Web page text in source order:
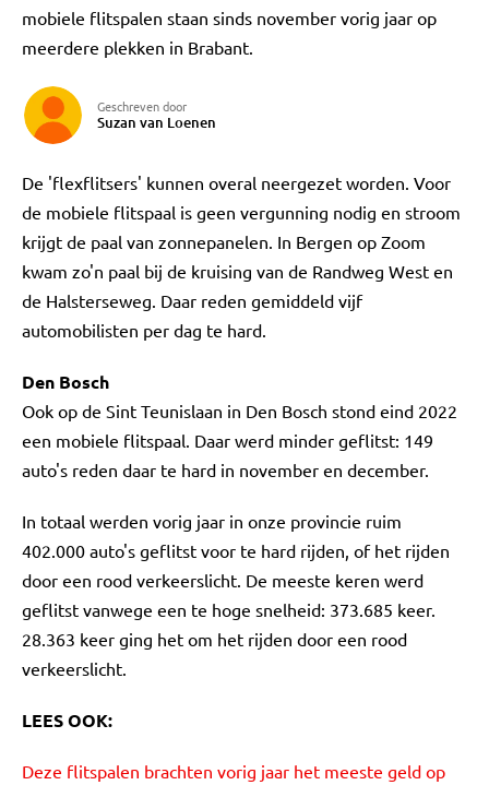
mobiele flitspalen staan sinds november vorig jaar op
meerdere plekken in Brabant.
Geschreven door
Suzan van Loenen
De 'flexflitsers' kunnen overal neergezet worden. Voor
de mobiele flitspaal is geen vergunning nodig en stroom
krijgt de paal van zonnepanelen. In Bergen op Zoom
kwam zo'n paal bij de kruising van de Randweg West en
de Halsterseweg. Daar reden gemiddeld vijf
automobilisten per dag te hard.
Den Bosch
Ook op de Sint Teunislaan in Den Bosch stond eind 2022
een mobiele flitspaal. Daar werd minder geflitst: 149
auto's reden daar te hard in november en december.
In totaal werden vorig jaar in onze provincie ruim
402.000 auto's geflitst voor te hard rijden, of het rijden
door een rood verkeerslicht. De meeste keren werd
geflitst vanwege een te hoge snelheid: 373.685 keer.
28.363 keer ging het om het rijden door een rood
verkeerslicht.
LEES OOK:
Deze flitspalen brachten vorig jaar het meeste geld op